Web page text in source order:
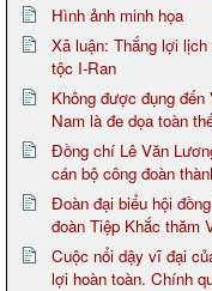
Hình ảnh minh họa
Xã luận: Thắng lợi
tộc I-Ran
Không được đụng
Nam là đe dọa toàn
Đồng chí Lê Văn
cán bộ công đoàn
Đoàn đại biểu hội
đoàn Tiệp Khắc thăm
Cuộc nổi dậy vĩ đại
lợi hoàn toàn. Chính
Page 2